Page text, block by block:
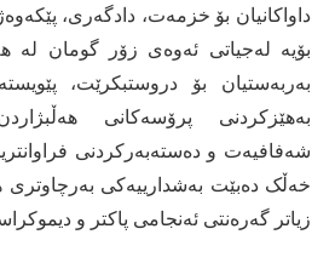
داواکانیان بۆ خزمەت، دادگەری،
بۆیە لەجیاتی ئەوەی زۆر گومان لە
بەربەستیان بۆ دروستبکرێت،
بەهێزکردنی پرۆسەکانی
شەفافیەت و دەستەبەرکردنی
خەڵک دەبێت بەشدارییەکی بەرچاوتری
زیاتر گەرەنتی ئەنجامی پاکتر و